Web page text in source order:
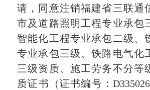
请，同意注销福建省三联通
市及道路照明工程专业承包
智能化工程专业承包二级、
专业承包三级、铁路电气化
三级资质、施工劳务不分等
质证书（证书编号：